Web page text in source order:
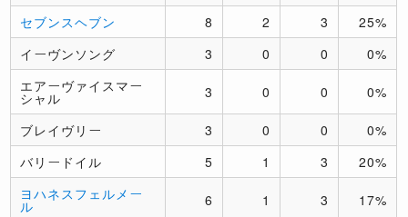
セブンスヘブン 8 2 3
25%
イーヴンソング
3 0 0
0%
エアーヴァイスマー
シャル 3 0 0 0%
ブレイヴリー 3 0 0
0%
バリードイル
5 1 3
20%
ヨハネスフェルメー
ル 6 1 3 17%